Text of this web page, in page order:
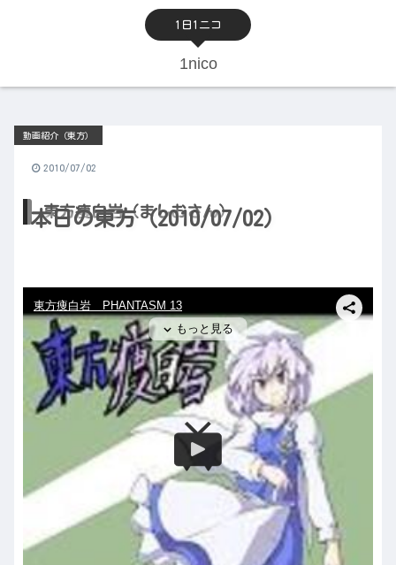
1日1ニコ
1nico
本日の東方（2010/07/02）
動画紹介（東方）
2010/07/02
東方痩白岩（ましおさん）